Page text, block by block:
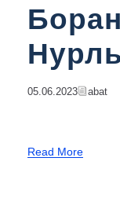
05.06.2023 Abat
Read More